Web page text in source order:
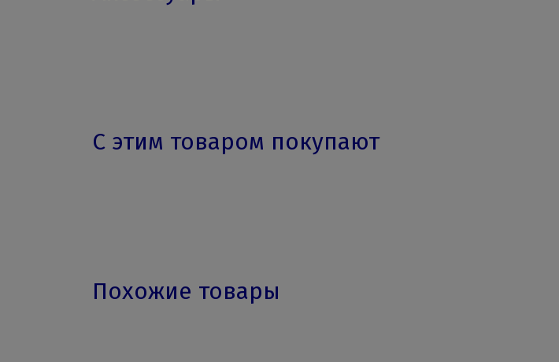
С этим товаром покупают
Похожие товары